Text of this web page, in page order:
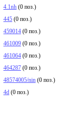
4.1nh (0 поз.)
445 (0 поз.)
459014 (0 поз.)
461009 (0 поз.)
461064 (0 поз.)
464287 (0 поз.)
48574005/nin (0 поз.)
4d (0 поз.)